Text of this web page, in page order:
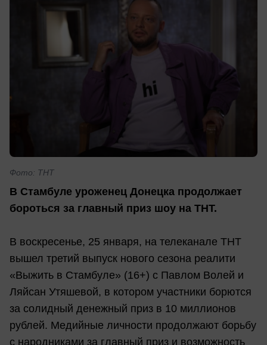
Фото: ТНТ
В Стамбуле уроженец Донецка продолжает
бороться за главный приз шоу на ТНТ.
В воскресенье, 25 января, на телеканале ТНТ
вышел третий выпуск нового сезона реалити
«Выжить в Стамбуле» (16+) с Павлом Волей и
Ляйсан Утяшевой, в котором участники борются
за солидный денежный приз в 10 миллионов
рублей. Медийные личности продолжают борьбу
с народниками за главный приз и возможность